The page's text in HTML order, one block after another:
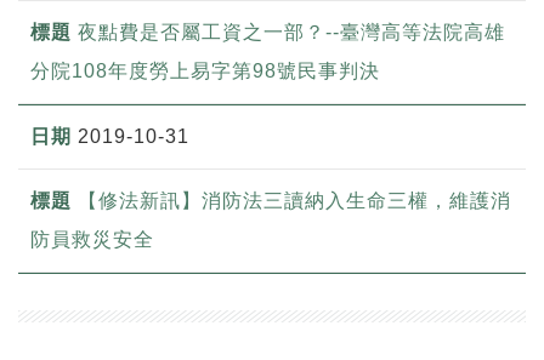
夜點費是否屬工資之一部？--臺灣高等法院高雄
分院108年度勞上易字第98號民事判決
2019-10-31
【修法新訊】消防法三讀納入生命三權，維護消
防員救災安全